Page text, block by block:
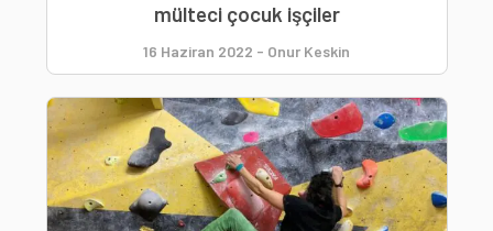
mülteci çocuk işçiler
16 Haziran 2022 - Onur Keskin